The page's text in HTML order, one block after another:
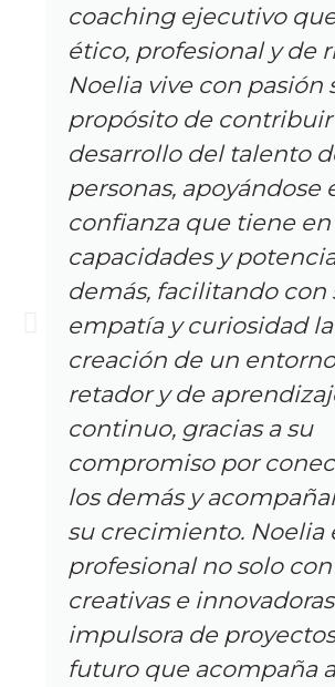
coaching ejecutivo
ético, profesional y de
Noelia vive con pasión
propósito de contribuir
desarrollo del talento
personas, apoyándose
confianza que tiene en
capacidades y
demás, facilitando con
empatía y curiosidad la
creación de un
retador y de
continuo, gracias a su
compromiso por
los demás y
su crecimiento. Noelia
profesional no solo
creativas e
impulsora de
futuro que acompaña